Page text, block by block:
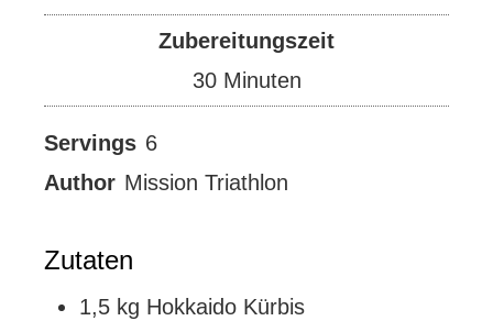
Zubereitungszeit
30Minuten
Minuten
Servings 6
Author Mission Triathlon
Zutaten
1,5 kg Hokkaido Kürbis